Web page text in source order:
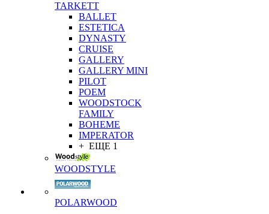
TARKETT
BALLET
ESTETICA
DYNASTY
CRUISE
GALLERY
GALLERY MINI
PILOT
POEM
WOODSTOCK
FAMILY
BOHEME
IMPERATOR
+ ЕЩЕ 1
WOODSTYLE
POLARWOOD